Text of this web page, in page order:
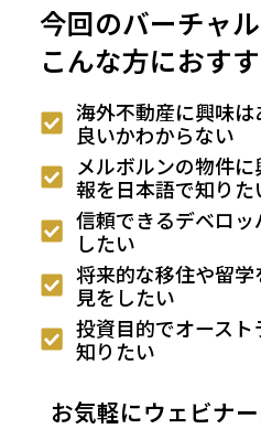
今回のバーチャル
こんな方におす
海外不動産に興味
良いかわからない
メルボルンの物件
報を日本語で知りた
信頼できるデベロ
したい
将来的な移住や留
見をしたい
投資目的でオース
知りたい
お気軽にウェビナ